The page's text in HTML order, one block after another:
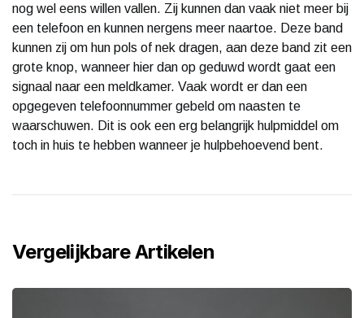
nog wel eens willen vallen. Zij kunnen dan vaak niet meer bij
een telefoon en kunnen nergens meer naartoe. Deze band
kunnen zij om hun pols of nek dragen, aan deze band zit een
grote knop, wanneer hier dan op geduwd wordt gaat een
signaal naar een meldkamer. Vaak wordt er dan een
opgegeven telefoonnummer gebeld om naasten te
waarschuwen. Dit is ook een erg belangrijk hulpmiddel om
toch in huis te hebben wanneer je hulpbehoevend bent.
Vergelijkbare Artikelen